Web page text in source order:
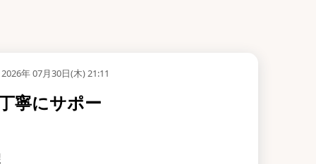
2026年 07月30日(木) 21:11
寧にサポー